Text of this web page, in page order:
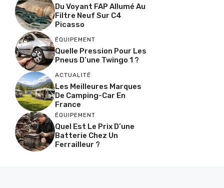
Du Voyant FAP Allumé Au
Filtre Neuf Sur C4
Picasso
ÉQUIPEMENT
Quelle Pression Pour Les
Pneus D’une Twingo 1 ?
ACTUALITÉ
Les Meilleures Marques
De Camping-Car En
France
ÉQUIPEMENT
Quel Est Le Prix D’une
Batterie Chez Un
Ferrailleur ?